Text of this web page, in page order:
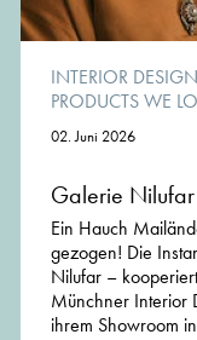
INTERIOR DESIGN
PRODUCTS WE
02. Juni 2026
Galerie
Ein Hauch
gezogen! Die
Nilufar –
Münchner Interior
ihrem Showroom